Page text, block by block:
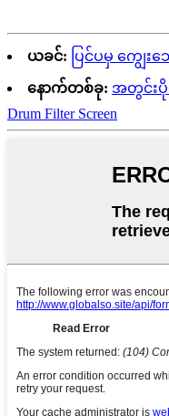
ယခင်: ပြင်ပမှ ကျွေး
နောက်တစ်ခု: အတွင်းပို
Drum Filter Screen